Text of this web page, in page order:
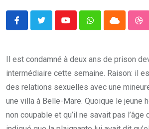
YoutubeWhatsappCloud
Il est condamné à deux ans de prison
intermédiaire cette semaine. Raison: il
des relations sexuelles avec une
une villa à Belle-Mare. Quoique le jeune
non coupable et qu’il ne savait pas